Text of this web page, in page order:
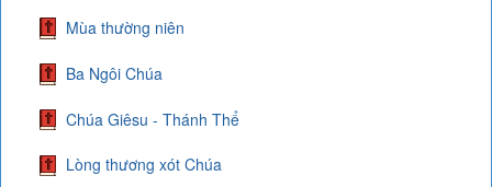
Mùa thường niên
Ba Ngôi Chúa
Chúa Giêsu - Thánh Thể
Lòng thương xót Chúa